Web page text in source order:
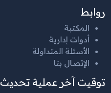
روابط
المكتبة
أدوات إدارية
الأسئلة المتداولة
الإتصال بنا
توقيت آخر عملية تحديث